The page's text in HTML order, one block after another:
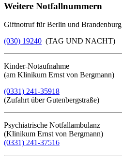
Weitere Notfallnummern
Giftnotruf für Berlin und Brandenburg
(030) 19240 (TAG UND NACHT)
Kinder-Notaufnahme
(am Klinikum Ernst von Bergmann)
(0331) 241-35918
(Zufahrt über Gutenbergstraße)
Psychiatrische Notfallambulanz
(Klinikum Ernst von Bergmann)
(0331) 241-37516